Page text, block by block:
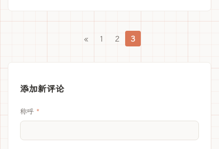
« 1 2 3
添加新评论
称呼